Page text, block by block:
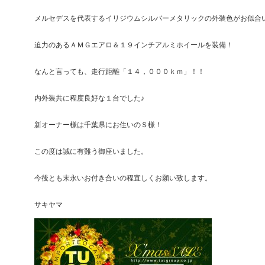
メルセデスを代表するイリジウムシルバーメタリックの外装色がお似合
迫力のあるＡＭＧエアロ＆１９インチアルミホイールを装備！
なんと言っても、走行距離「１４，０００ｋｍ」！！
内外装共に程度良好な１台でした♪
新オーナー様は千葉県にお住いのＳ様！
この度は誠に有難う御座いました。
今後とも末永いお付き合いの程宜しくお願い致します。
サキヤマ